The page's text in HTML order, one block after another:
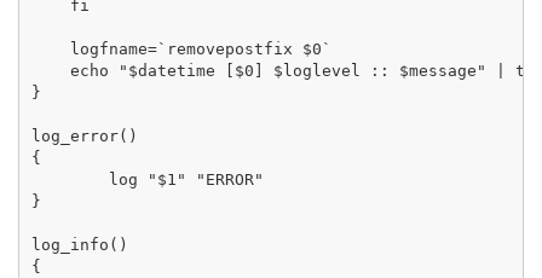
    fi
    logfname=`removepostfix $0`
echo "$datetime [$0] $loglevel :: $message" |
}
log_error()
{
        log "$1" "ERROR"
}
log_info()
{